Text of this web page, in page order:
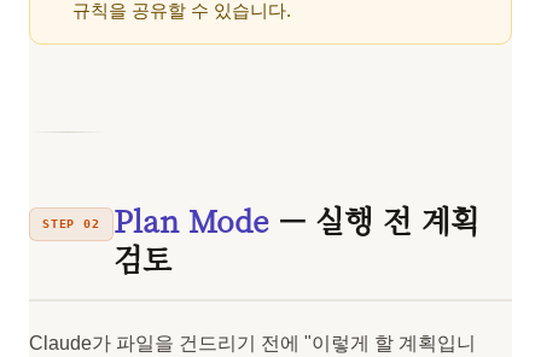
규칙을 공유할 수 있습니다.
STEP 02 Plan Mode— 실행 전 계획
검토
Claude가 파일을 건드리기 전에 "이렇게 할 계획입니